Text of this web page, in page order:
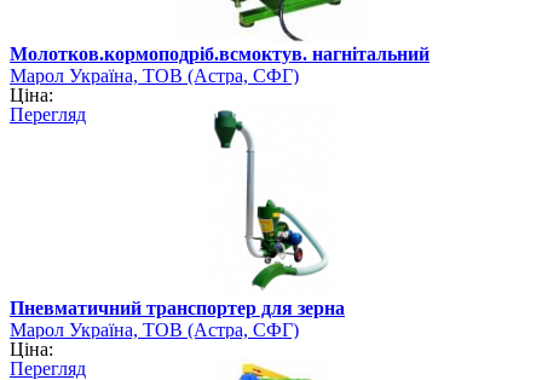
Молотков.кормоподріб.всмоктув. нагнітальний
Марол Україна, ТОВ (Астра, СФГ)
Ціна:
Перегляд
Пневматичний транспортер для зерна
Марол Україна, ТОВ (Астра, СФГ)
Ціна:
Перегляд